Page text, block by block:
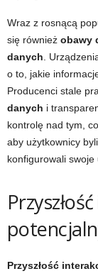
Wraz z rosnącą
się również obawy
danych .
o to, jakie
Producenci stale
danych i
kontrolę nad tym,
aby użytkownicy
konfigurowali swoje
Przyszłość